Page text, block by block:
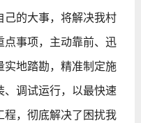
己的大事，将解决我村
点事项，主动靠前、迅
实地踏勘，精准制定施
、调试运行，以最快速
程，彻底解决了困扰我